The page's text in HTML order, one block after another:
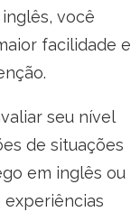
você
facilidade e
seu nível
de situações
em inglês ou
experiências